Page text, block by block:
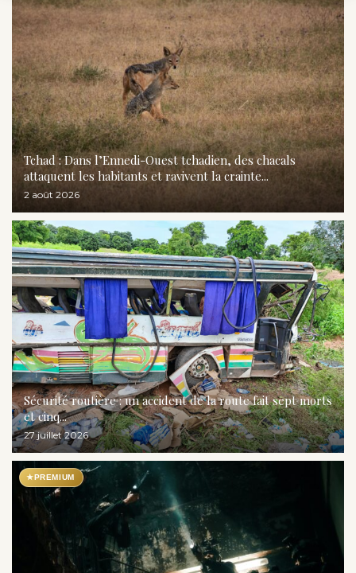
Tchad : Dans l’Ennedi-Ouest tchadien, des chacals
attaquent les habitants et ravivent la crainte...
2 août 2026
Sécurité routière : un accident de la route fait sept morts
et cinq...
27 juillet 2026
★PREMIUM